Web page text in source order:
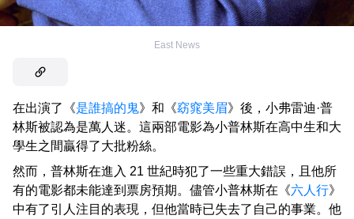
East News
在出演了《是誰搞的鬼》和《窈窕美眉》後，小弗雷迪·普
林斯被認為是萬人迷。這兩部電影為小普林斯在高中生和大
學生之間贏得了大批粉絲。
然而，普林斯在進入 21 世紀時犯了一些重大錯誤，且他所
有的電影都未能達到票房預期。儘管小普林斯在《六人行》
中有了引人注目的表現，但他當時已失去了自己的事業。他